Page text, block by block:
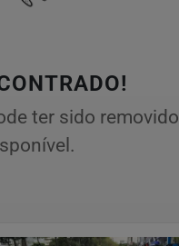
ter sido removido